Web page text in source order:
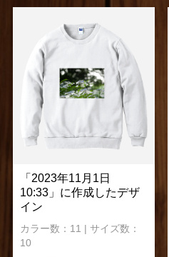
「2023年11月1日
10:33」に作成したデザ
イン
カラー数：11 | サイズ数：
10